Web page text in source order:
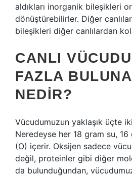
aldıkları inorganik bileşikleri
dönüştürebilirler. Diğer
bileşikleri diğer canlılardan
CANLI
FAZLA
NEDIR?
Vücudumuzun yaklaşık üçte
Neredeyse her 18 gram su,
(O) içerir. Oksijen sadece
değil, proteinler gibi diğer
da bulunduğundan,